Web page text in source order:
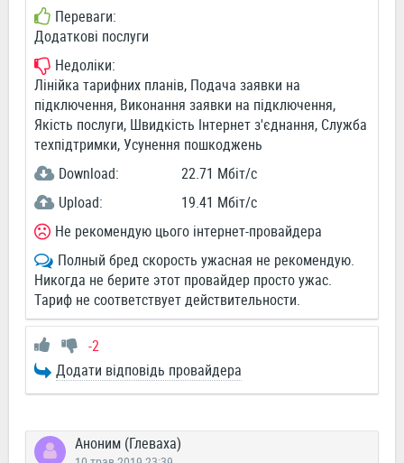
Переваги:
Додаткові послуги
Недоліки:
Лінійка тарифних планів, Подача заявки на
підключення, Виконання заявки на підключення,
Якість послуги, Швидкість Інтернет з'єднання, Служба
техпідтримки, Усунення пошкоджень
Download:
22.71 Мбіт/c
Upload:
19.41 Мбіт/c
Не рекомендую цього інтернет-провайдера
Полный бред скорость ужасная не рекомендую.
Никогда не берите этот провайдер просто ужас.
Тариф не соответствует действительности.
-2
Додати відповідь провайдера
Аноним (Глеваха)